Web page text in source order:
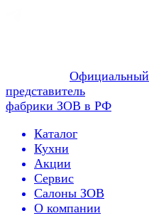
Официальный
представитель
фабрики ЗОВ в РФ
Каталог
Кухни
Акции
Сервис
Салоны ЗОВ
О компании